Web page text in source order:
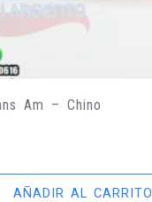
Am – Chino
AÑADIR AL CARRITO